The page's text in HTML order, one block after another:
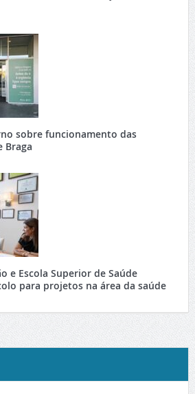
sobre funcionamento das
Braga
e Escola Superior de Saúde
para projetos na área da saúde